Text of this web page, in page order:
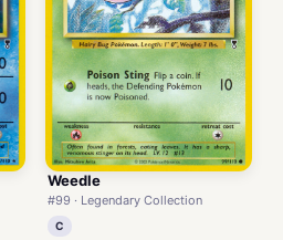
Weedle
#99 · Legendary Collection
C